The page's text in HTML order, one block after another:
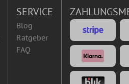
SERVICE
Blog
Ratgeber
FAQ